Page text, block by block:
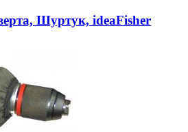
Шуртук, ideaFisher